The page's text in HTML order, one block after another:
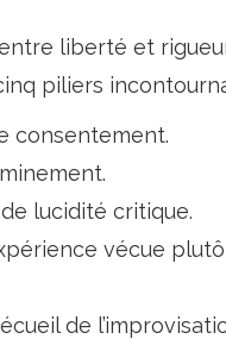
liberté et
piliers
consentement.
lucidité critique.
vécue
de